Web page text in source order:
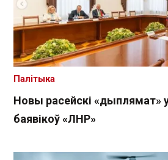
Новы расейскі «дыплямат»
баявікоў «ЛНР»
Палітыка